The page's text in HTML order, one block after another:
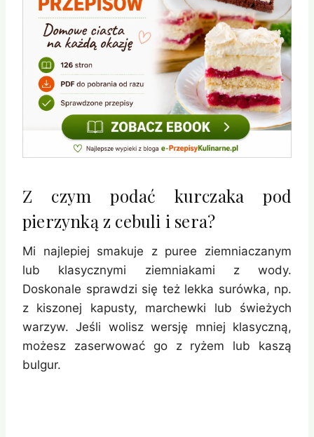
Z czym podać kurczaka pod
pierzynką z cebuli i sera?
Mi najlepiej smakuje z puree ziemniaczanym
lub klasycznymi ziemniakami z wody.
Doskonale sprawdzi się też lekka surówka, np.
z kiszonej kapusty, marchewki lub świeżych
warzyw. Jeśli wolisz wersję mniej klasyczną,
możesz zaserwować go z ryżem lub kaszą
bulgur.